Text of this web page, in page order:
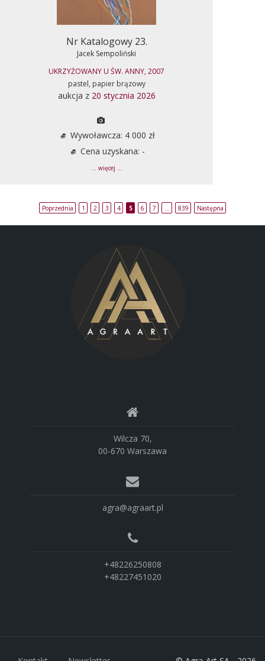
Nr Katalogowy 23.
Jacek Sempoliński
UKRZYŻOWANY U ŚW. ANNY, 2007
pastel, papier brązowy
aukcja z 20 stycznia 2026
Wywoławcza: 4 000 zł
Cena uzyskana: -
... więcej ...
Poprzednia 1 2 3 4 5 6 7 839 Następna
Wilcza 70,
00-670 Warszawa
agra@agraart.pl
+48226250808
+48227451020